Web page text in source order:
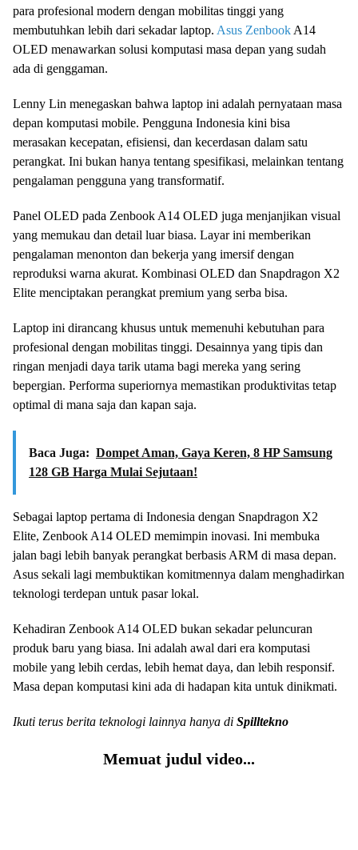
para profesional modern dengan mobilitas tinggi yang
membutuhkan lebih dari sekadar laptop. Asus Zenbook A14
OLED menawarkan solusi komputasi masa depan yang sudah
ada di genggaman.
Lenny Lin menegaskan bahwa laptop ini adalah pernyataan masa
depan komputasi mobile. Pengguna Indonesia kini bisa
merasakan kecepatan, efisiensi, dan kecerdasan dalam satu
perangkat. Ini bukan hanya tentang spesifikasi, melainkan tentang
pengalaman pengguna yang transformatif.
Panel OLED pada Zenbook A14 OLED juga menjanjikan visual
yang memukau dan detail luar biasa. Layar ini memberikan
pengalaman menonton dan bekerja yang imersif dengan
reproduksi warna akurat. Kombinasi OLED dan Snapdragon X2
Elite menciptakan perangkat premium yang serba bisa.
Laptop ini dirancang khusus untuk memenuhi kebutuhan para
profesional dengan mobilitas tinggi. Desainnya yang tipis dan
ringan menjadi daya tarik utama bagi mereka yang sering
bepergian. Performa superiornya memastikan produktivitas tetap
optimal di mana saja dan kapan saja.
Baca Juga: Dompet Aman, Gaya Keren, 8 HP Samsung
128 GB Harga Mulai Sejutaan!
Sebagai laptop pertama di Indonesia dengan Snapdragon X2
Elite, Zenbook A14 OLED memimpin inovasi. Ini membuka
jalan bagi lebih banyak perangkat berbasis ARM di masa depan.
Asus sekali lagi membuktikan komitmennya dalam menghadirkan
teknologi terdepan untuk pasar lokal.
Kehadiran Zenbook A14 OLED bukan sekadar peluncuran
produk baru yang biasa. Ini adalah awal dari era komputasi
mobile yang lebih cerdas, lebih hemat daya, dan lebih responsif.
Masa depan komputasi kini ada di hadapan kita untuk dinikmati.
Ikuti terus berita teknologi lainnya hanya di Spilltekno
Memuat judul video...